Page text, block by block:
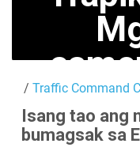
Mga Live na
Camera
/ Traffic Command
Isang tao ang
bumagsak sa